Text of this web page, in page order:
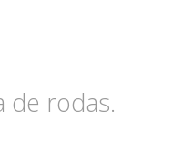
de rodas.